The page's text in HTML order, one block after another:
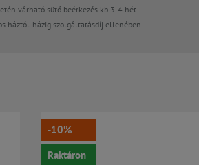
várható sütő beérkezés kb.3-4 hét
háztól-házig szolgáltatásdíj ellenében
-10%
Raktáron